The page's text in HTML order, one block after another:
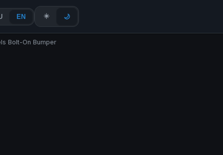
EN ☀️ 🌙
Bolt-On Bumper